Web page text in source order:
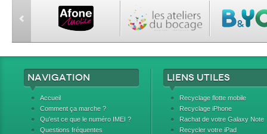
Navigation
Accueil
Comment ça marche ?
Qu'est ce que le numéro IMEI ?
Questions fréquentes
Liens utiles
Recyclage flotte mobile
Recyclage iPhone
Rachat de votre Galaxy Note
Recycler votre iPad